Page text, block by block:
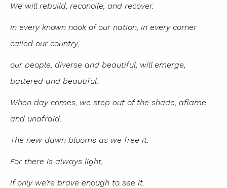
We will rebuild, reconcile, and recover.
In every known nook of our nation, in every corner
called our country,
our people, diverse and beautiful, will emerge,
battered and beautiful.
When day comes, we step out of the shade, aflame
and unafraid.
The new dawn blooms as we free it.
For there is always light,
if only we’re brave enough to see it.